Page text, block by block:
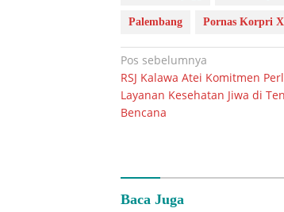
Palembang Pornas Korpri
Navigasi
pos
Pos sebelumnya
RSJ Kalawa Atei Komitmen
Layanan Kesehatan Jiwa di
Bencana
Baca Juga